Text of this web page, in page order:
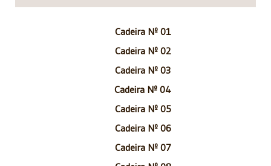
Cadeira Nº 01
Cadeira Nº 02
Cadeira Nº 03
Cadeira Nº 04
Cadeira Nº 05
Cadeira Nº 06
Cadeira Nº 07